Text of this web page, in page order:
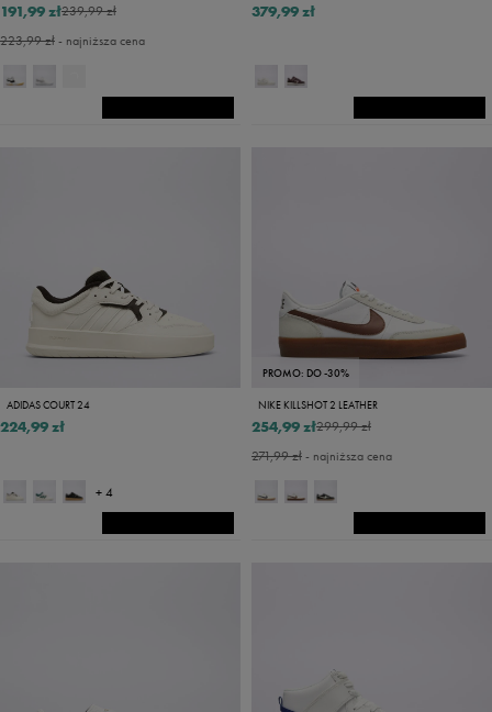
239,99 zł
191,99 zł
223,99 zł- najniższa cena
379,99 zł
ADIDAS COURT 24
224,99 zł
+ 4
PROMO: DO -30%
NIKE KILLSHOT 2 LEATHER
299,99 zł
254,99 zł
271,99 zł- najniższa cena